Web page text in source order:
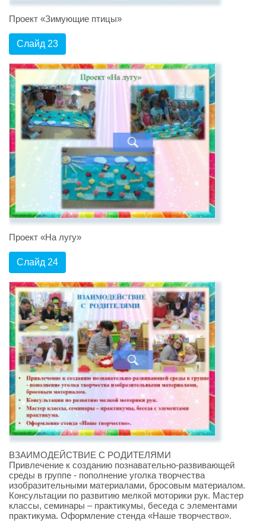
Проект «Зимующие птицы»
Слайд 23
Проект «На лугу»
Слайд 24
ВЗАИМОДЕЙСТВИЕ С РОДИТЕЛЯМИ
Привлечение к созданию познавательно-развивающей
среды в группе - пополнение уголка творчества
изобразительными материалами, бросовым материалом.
Консультации по развитию мелкой моторики рук. Мастер
классы, семинары – практикумы, беседа с элементами
практикума. Оформление стенда «Наше творчество».